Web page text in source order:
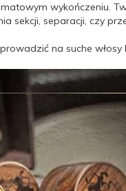
wykończeniu.
sekcji, separacji, czy
na suche